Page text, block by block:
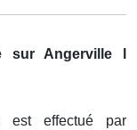
sur Angerville l
est effectué par